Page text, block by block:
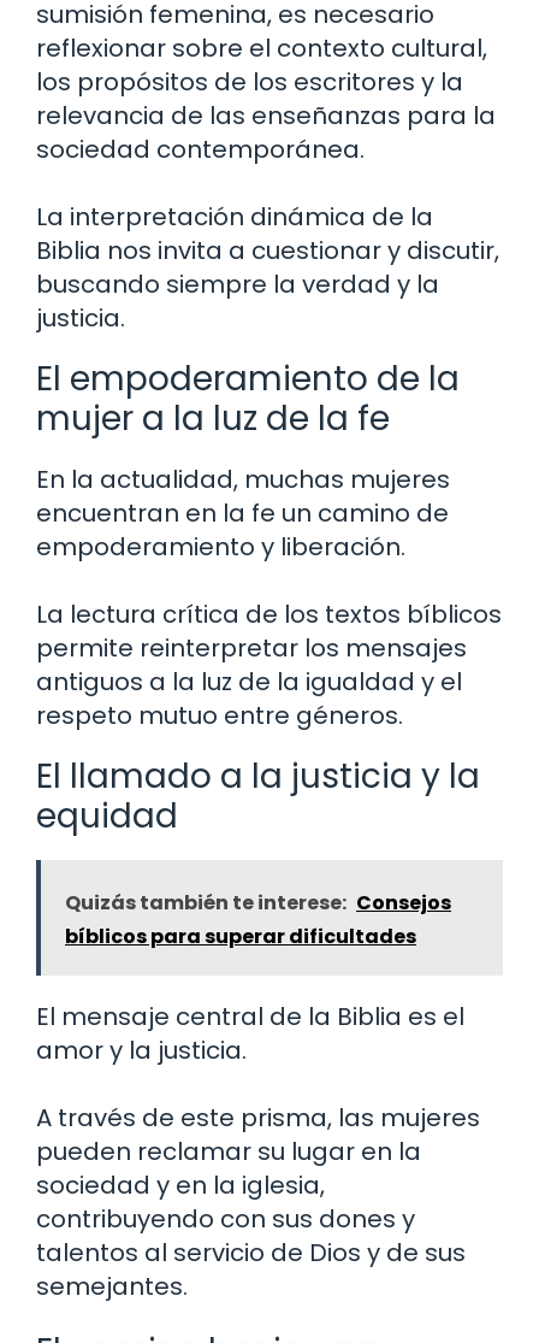
sumisión femenina, es necesario
reflexionar sobre el contexto cultural,
los propósitos de los escritores y la
relevancia de las enseñanzas para la
sociedad contemporánea.
La interpretación dinámica de la
Biblia nos invita a cuestionar y discutir,
buscando siempre la verdad y la
justicia.
El empoderamiento de la
mujer a la luz de la fe
En la actualidad, muchas mujeres
encuentran en la fe un camino de
empoderamiento y liberación.
La lectura crítica de los textos bíblicos
permite reinterpretar los mensajes
antiguos a la luz de la igualdad y el
respeto mutuo entre géneros.
El llamado a la justicia y la
equidad
Quizás también te interese: Consejos
bíblicos para superar dificultades
El mensaje central de la Biblia es el
amor y la justicia.
A través de este prisma, las mujeres
pueden reclamar su lugar en la
sociedad y en la iglesia,
contribuyendo con sus dones y
talentos al servicio de Dios y de sus
semejantes.